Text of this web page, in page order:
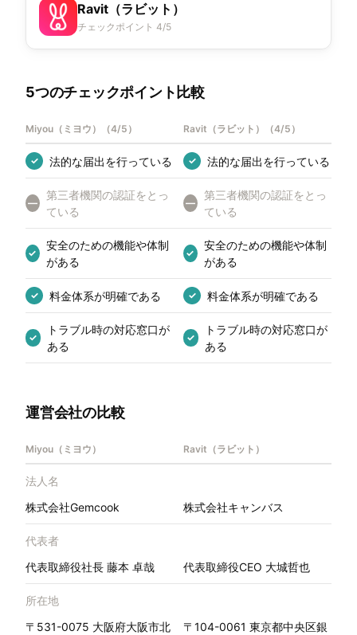
Ravit（ラビット）
チェックポイント 4/5
5つのチェックポイント比較
Miyou（ミヨウ） （4/5 ） Ravit（ラビット） （4/5 ）
✓ 法的な届出を行っている ✓ 法的な届出を行っている
—
第三者機関の認証をとっ
ている
—
第三者機関の認証をとっ
ている
✓
安全のための機能や体制
がある
✓
安全のための機能や体制
がある
✓ 料金体系が明確である ✓ 料金体系が明確である
✓
トラブル時の対応窓口が
ある
✓
トラブル時の対応窓口が
ある
運営会社の比較
Miyou（ミヨウ） Ravit（ラビット）
法人名
株式会社Gemcook
株式会社キャンバス
代表者
代表取締役社長 藤本 卓哉
代表取締役CEO 大城哲也
所在地
〒531-0075 大阪府大阪市北
〒104-0061 東京都中央区銀